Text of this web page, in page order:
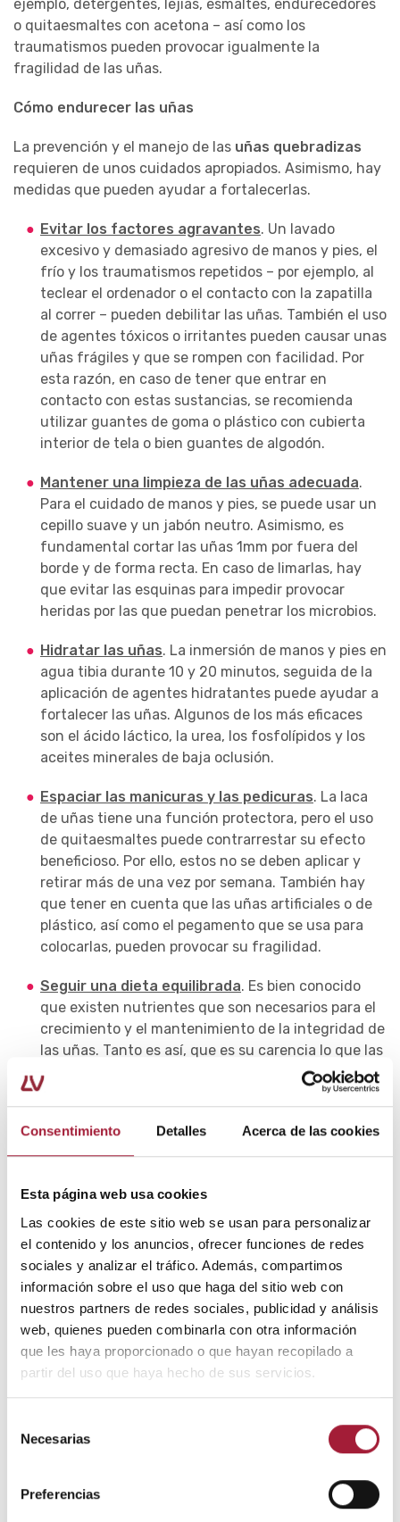
Consentimiento Detalles Acerca de las cookies
Esta página web usa cookies
Las cookies de este sitio web se usan para personalizar
el contenido y los anuncios, ofrecer funciones de redes
sociales y analizar el tráfico. Además, compartimos
información sobre el uso que haga del sitio web con
nuestros partners de redes sociales, publicidad y análisis
web, quienes pueden combinarla con otra información
que les haya proporcionado o que hayan recopilado a
partir del uso que haya hecho de sus servicios.
Necesarias
Preferencias
ejemplo, detergentes, lejías, esmaltes, endurecedores
o quitaesmaltes con acetona – así como los
traumatismos pueden provocar igualmente la
fragilidad de las uñas.
Cómo endurecer las uñas
La prevención y el manejo de las uñas quebradizas
requieren de unos cuidados apropiados. Asimismo, hay
medidas que pueden ayudar a fortalecerlas.
Evitar los factores agravantes. Un lavado
excesivo y demasiado agresivo de manos y pies, el
frío y los traumatismos repetidos – por ejemplo, al
teclear el ordenador o el contacto con la zapatilla
al correr – pueden debilitar las uñas. También el uso
de agentes tóxicos o irritantes pueden causar unas
uñas frágiles y que se rompen con facilidad. Por
esta razón, en caso de tener que entrar en
contacto con estas sustancias, se recomienda
utilizar guantes de goma o plástico con cubierta
interior de tela o bien guantes de algodón.
Mantener una limpieza de las uñas adecuada.
Para el cuidado de manos y pies, se puede usar un
cepillo suave y un jabón neutro. Asimismo, es
fundamental cortar las uñas 1mm por fuera del
borde y de forma recta. En caso de limarlas, hay
que evitar las esquinas para impedir provocar
heridas por las que puedan penetrar los microbios.
Hidratar las uñas. La inmersión de manos y pies en
agua tibia durante 10 y 20 minutos, seguida de la
aplicación de agentes hidratantes puede ayudar a
fortalecer las uñas. Algunos de los más eficaces
son el ácido láctico, la urea, los fosfolípidos y los
aceites minerales de baja oclusión.
Espaciar las manicuras y las pedicuras. La laca
de uñas tiene una función protectora, pero el uso
de quitaesmaltes puede contrarrestar su efecto
beneficioso. Por ello, estos no se deben aplicar y
retirar más de una vez por semana. También hay
que tener en cuenta que las uñas artificiales o de
plástico, así como el pegamento que se usa para
colocarlas, pueden provocar su fragilidad.
Seguir una dieta equilibrada. Es bien conocido
que existen nutrientes que son necesarios para el
crecimiento y el mantenimiento de la integridad de
las uñas. Tanto es así, que es su carencia lo que las
vuelve quebradizas y sin brillo. Los más
importantes son los aminoácidos precursores de la
derivados de la gelatina, el zinc, el hierro y el calcio,
así como la D-biotina y la vitamina D. De este modo,
una dieta saludable y variada. No obstante, en los
casos que puedan producirse deficiencias
nutricionales, existen complejos minerales y
vitamínicos específicamente destinados a mejorar
la vitalidad y elcrecimiento de las uñas.
Más allá de todos estosconsejos para fortalecer las
uñas , en determinadas circunstancias, será necesario
seguir un tratamiento farmacológico prescrito por el
formación.